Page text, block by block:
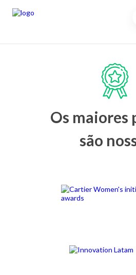
Os maiores
são